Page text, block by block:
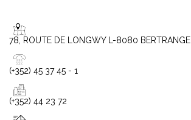
78, ROUTE DE LONGWY L-8080 BERTRANGE
(+352) 45 37 45 - 1
(+352) 44 23 72